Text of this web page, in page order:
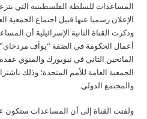
المساعدات للسلطة الفلسطينية التي
الإعلان رسميا عنها قبيل اجتماع الجمعية
وذكرت القناة الثانية الإسرائيلية أن
أعمال الحكومة في الضفة “يوآف
المانحين الثاني في نيويورك والمنوي
الجمعية العامة للأمم المتحدة؛ وذلك
والمجتمع الدولي.
ولفتت القناة إلى أن المساعدات